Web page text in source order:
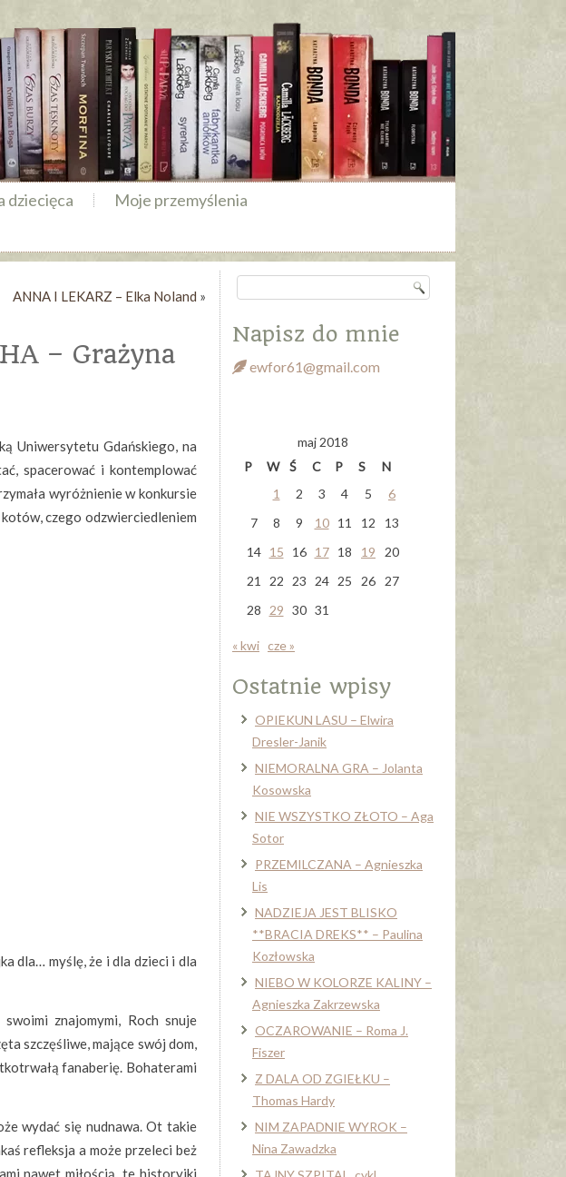
dziecięca
Moje przemyślenia
ANNA I LEKARZ – Elka Noland »
– Grażyna
Uniwersytetu Gdańskiego, na
spacerować i kontemplować
wyróżnienie w konkursie
czego odzwierciedleniem
dla… myślę, że i dla dzieci i dla
znajomymi, Roch snuje
szczęśliwe, mające swój dom,
fanaberię. Bohaterami
wydać się nudnawa. Ot takie
refleksja a może przeleci beż
nawet miłością, te historyjki
Napisz do mnie
ewfor61@gmail.com
maj 2018
P
W Ś C P S
N
1
2 3 4 5
6
7
8 9 10 11 12
13
14
15 16 17 18 19
20
21
22 23 24 25 26
27
28
29 30 31
« kwi cze »
Ostatnie wpisy
OPIEKUN LASU – Elwira
Dresler-Janik
NIEMORALNA GRA – Jolanta
Kosowska
NIE WSZYSTKO ZŁOTO – Aga
Sotor
PRZEMILCZANA – Agnieszka
Lis
NADZIEJA JEST BLISKO
**BRACIA DREKS** – Paulina
Kozłowska
NIEBO W KOLORZE KALINY –
Agnieszka Zakrzewska
OCZAROWANIE – Roma J.
Fiszer
Z DALA OD ZGIEŁKU –
Thomas Hardy
NIM ZAPADNIE WYROK –
Nina Zawadzka